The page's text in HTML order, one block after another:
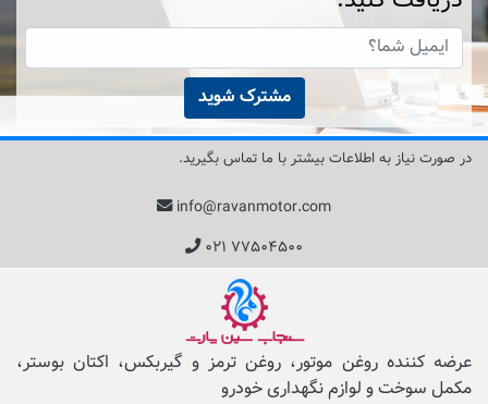
مشترک شوید
در صورت نیاز به اطلاعات بیشتر با ما تماس بگیرید.
info@ravanmotor.com
۰۲۱ ۷۷۵۰۴۵۰۰
عرضه کننده روغن موتور، روغن ترمز و گیربکس، اکتان بوستر،
مکمل‌ سوخت و لوازم نگهداری خودرو